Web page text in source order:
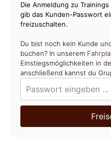
Die Anmeldung zu
gib das Kunden-Passwort
freizuschalten.
Du bist noch kein Kunde
buchen? In unserem
Einstiegsmöglichkeiten in
anschließend kannst du